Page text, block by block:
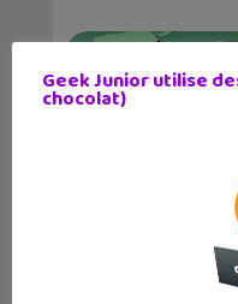
Tunnels : une
Geek Junior utilise
chocolat)